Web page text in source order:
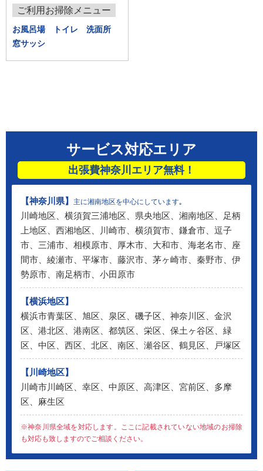
ご利用お掃除メニュー
お風呂場 トイレ 洗面所
窓サッシ
サービス対応エリア
出張費神奈川エリア無料！
【神奈川県】 主に湘南地区を中心にしています｡
川崎地区、横須賀三浦地区、県央地区、湘南地区、足柄
上地区、西湘地区、川崎市、横須賀市、鎌倉市、逗子
市、三浦市、相模原市、厚木市、大和市、海老名市、座
間市、綾瀬市、平塚市、藤沢市、茅ヶ崎市、秦野市、伊
勢原市、南足柄市、小田原市
【横浜地区】
横浜市青葉区、旭区、泉区、磯子区、神奈川区、金沢
区、港北区、港南区、都筑区、栄区、保土ヶ谷区、緑
区、中区、西区、北区、南区、瀬谷区、鶴見区、戸塚区
【川崎地区】
川崎市川崎区、幸区、中原区、高津区、宮前区、多摩
区、麻生区
※神奈川県全域を対応します。ここに記載されていない地域のお掃除
も対応も致しますのでご相談ください。